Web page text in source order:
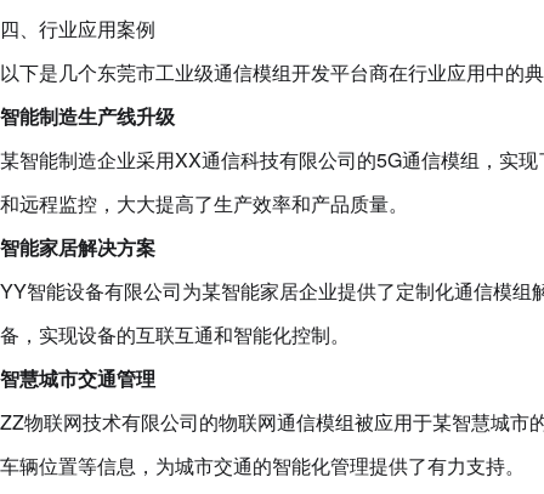
四、行业应用案例
以下是几个东莞市工业级通信模组开发平台商在行业应用中的
智能制造生产线升级
某智能制造企业采用XX通信科技有限公司的5G通信模组，实
和远程监控，大大提高了生产效率和产品质量。
智能家居解决方案
YY智能设备有限公司为某智能家居企业提供了定制化通信模
备，实现设备的互联互通和智能化控制。
智慧城市交通管理
ZZ物联网技术有限公司的物联网通信模组被应用于某智慧城
车辆位置等信息，为城市交通的智能化管理提供了有力支持。